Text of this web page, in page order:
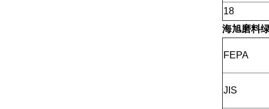
18
海旭磨料
FEPA
JIS